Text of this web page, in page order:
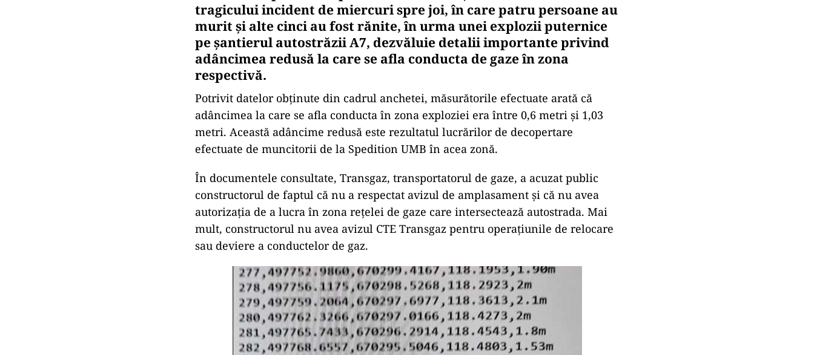
tragicului incident de miercuri spre joi, în care patru persoane au
murit și alte cinci au fost rănite, în urma unei explozii puternice
pe șantierul autostrăzii A7, dezvăluie detalii importante privind
adâncimea redusă la care se afla conducta de gaze în zona
respectivă.
Potrivit datelor obținute din cadrul anchetei, măsurătorile efectuate arată că
adâncimea la care se afla conducta în zona exploziei era între 0,6 metri și 1,03
metri. Această adâncime redusă este rezultatul lucrărilor de decopertare
efectuate de muncitorii de la Spedition UMB în acea zonă.
În documentele consultate, Transgaz, transportatorul de gaze, a acuzat public
constructorul de faptul că nu a respectat avizul de amplasament și că nu avea
autorizația de a lucra în zona rețelei de gaze care intersectează autostrada. Mai
mult, constructorul nu avea avizul CTE Transgaz pentru operațiunile de relocare
sau deviere a conductelor de gaz.